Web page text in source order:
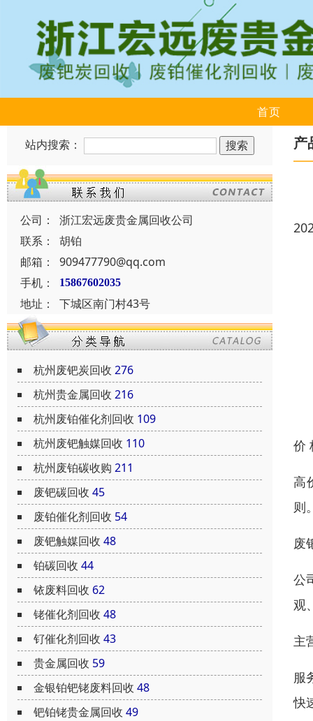
首页
站内搜索：
公司：
浙江宏远废贵金属回收公司
联系：
胡铂
邮箱：
909477790@qq.com
手机：
15867602035
地址： 下城区南门村43号
杭州废钯炭回收 276
杭州贵金属回收 216
杭州废铂催化剂回收 109
杭州废钯触媒回收 110
杭州废铂碳收购 211
废钯碳回收 45
废铂催化剂回收 54
废钯触媒回收 48
铂碳回收 44
铱废料回收 62
铑催化剂回收 48
钌催化剂回收 43
贵金属回收 59
金银铂钯铑废料回收 48
钯铂铑贵金属回收 49
产
价
高
则
废
公
观
主
服
快